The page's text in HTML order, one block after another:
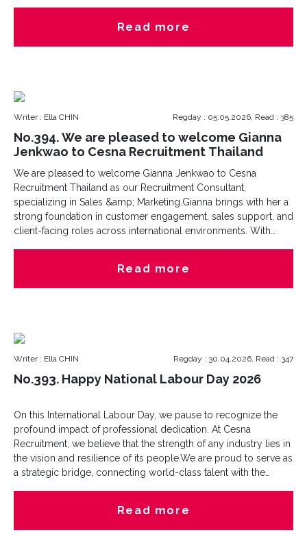
serve the evolving needs of the Southeast Asian business
community. We are excited to leverage our collective
growth.
Read more
Writer : Ella CHIN Regday : 05.05.2026, Read : 385
No.394. We are pleased to welcome Gianna
Jenkwao to Cesna Recruitment Thailand
We are pleased to welcome Gianna Jenkwao to Cesna
Recruitment Thailand as our Recruitment Consultant,
specializing in Sales &amp; Marketing.Gianna brings with her a
strong foundation in customer engagement, sales support, and
client-facing roles across international environments. With
relationships, and deliver service excellence in fast-paced
settings.Her background in sales and customer consultation
recruitment solutions to our clients. We are confident that
Gianna’s communication skills, adaptability, and client-first
mindset will contribute meaningfully to both our candidates’
career journeys and our clients’ hiring success.Fun Fact:
Outside of work Gianna enjoys staying active through
Read more
Writer : Ella CHIN Regday : 30.04.2026, Read : 347
No.393. Happy National Labour Day 2026
On this International Labour Day, we pause to recognize the
profound impact of professional dedication. At Cesna
Recruitment, we believe that the strength of any industry lies in
the vision and resilience of its people.We are proud to serve as
a strategic bridge, connecting world-class talent with the
who strive for excellence every day.Wishing our clients,
candidates, and partners a restful and inspiring Labour Day.
Read more